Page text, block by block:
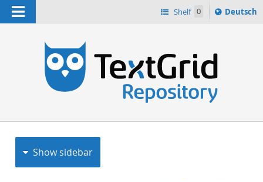
Navigation Shelf 0
Sprache
ï¿½ndern
Deutsch
Show sidebar